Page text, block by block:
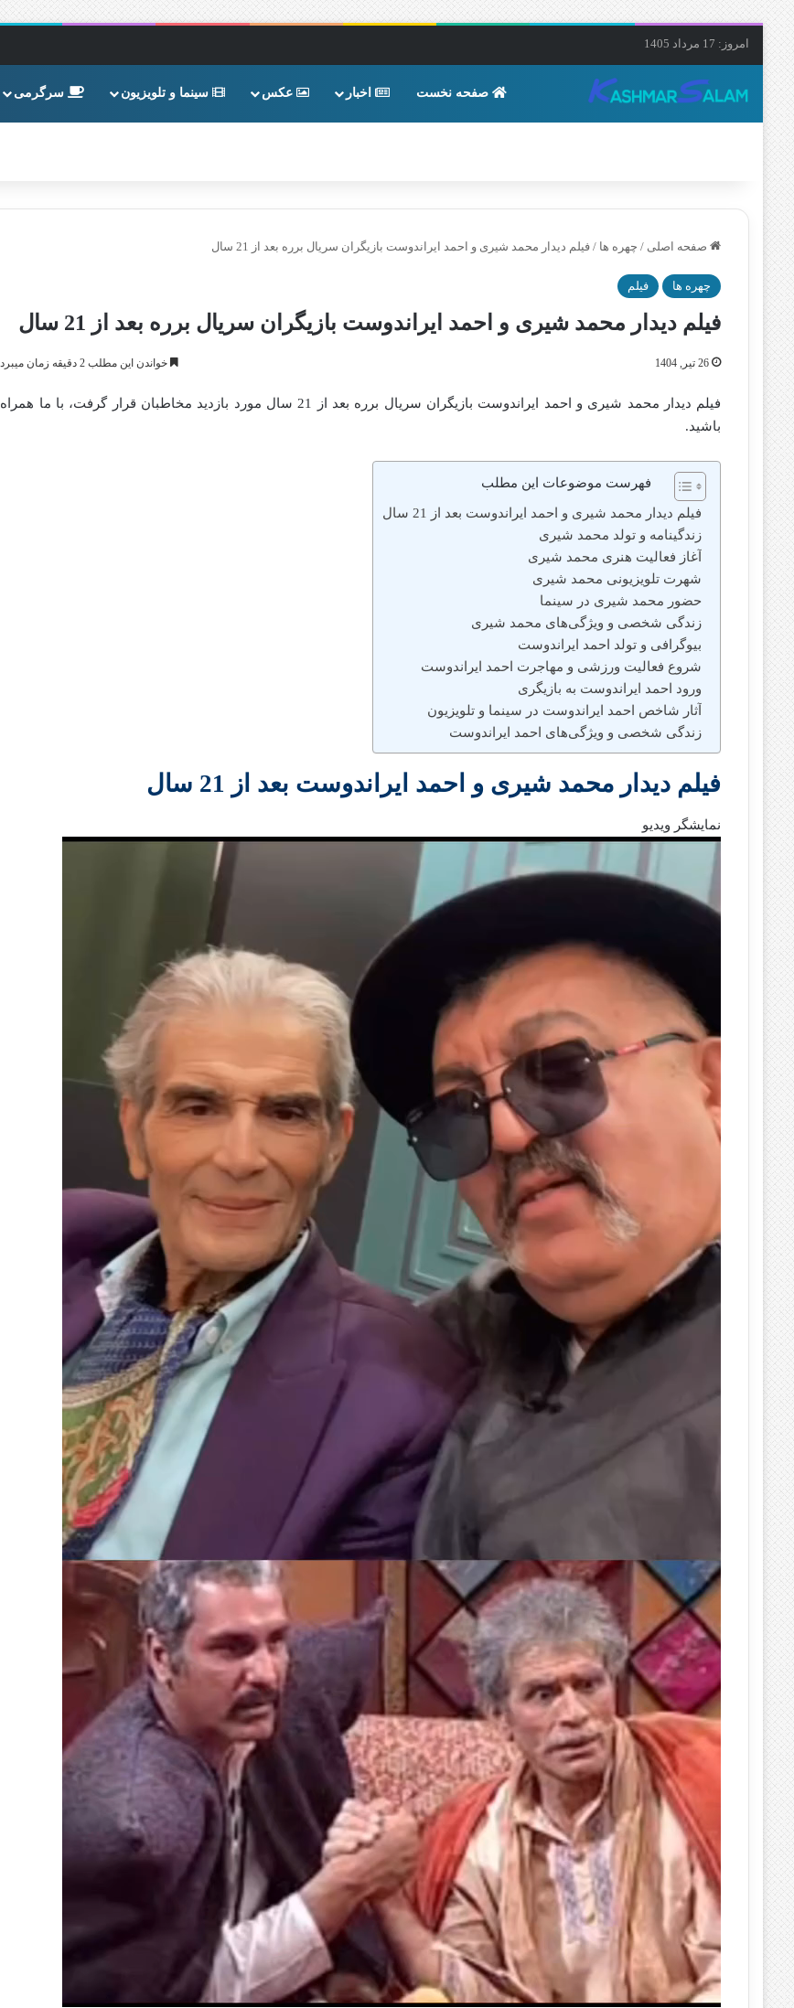
امروز: 17 مرداد 1405
صفحه نخست اخبار عکس سینما و تلویزیون سرگرمی
صفحه اصلی / چهره ها / فیلم دیدار محمد شیری و احمد ایراندوست بازیگران سریال برره بعد از 21 سال
چهره ها فیلم
فیلم دیدار محمد شیری و احمد ایراندوست بازیگران سریال برره بعد از 21 سال
26 تیر, 1404 خواندن این مطلب 2 دقیقه زمان میبرد
فیلم دیدار محمد شیری و احمد ایراندوست بازیگران سریال برره بعد از 21 سال مورد بازدید مخاطبان قرار گرفت، با ما همراه
باشید.
فهرست موضوعات این مطلب
فیلم دیدار محمد شیری و احمد ایراندوست بعد از 21 سال
زندگینامه و تولد محمد شیری
آغاز فعالیت هنری محمد شیری
شهرت تلویزیونی محمد شیری
حضور محمد شیری در سینما
زندگی شخصی و ویژگی‌های محمد شیری
بیوگرافی و تولد احمد ایراندوست
شروع فعالیت ورزشی و مهاجرت احمد ایراندوست
ورود احمد ایراندوست به بازیگری
آثار شاخص احمد ایراندوست در سینما و تلویزیون
زندگی شخصی و ویژگی‌های احمد ایراندوست
فیلم دیدار محمد شیری و احمد ایراندوست بعد از 21 سال
نمایشگر ویدیو